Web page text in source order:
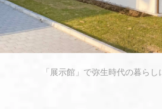
「展示館」で弥生時代の暮らし